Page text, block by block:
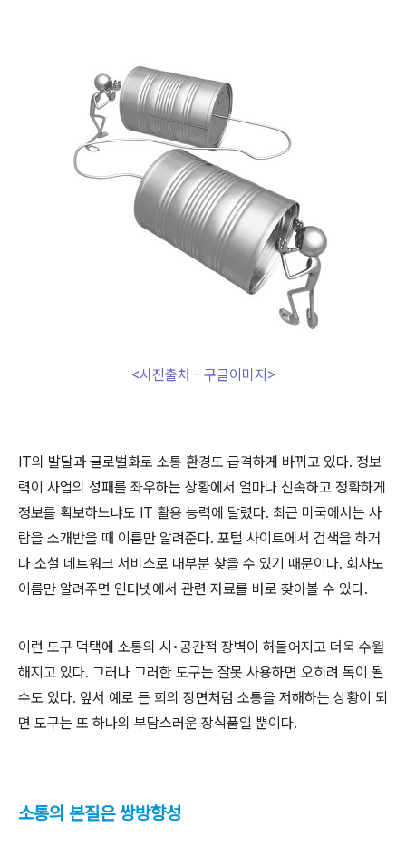
<사진출처 - 구글이미지>
IT의 발달과 글로벌화로 소통 환경도 급격하게 바뀌고 있다. 정보
력이 사업의 성패를 좌우하는 상황에서 얼마나 신속하고 정확하게
정보를 확보하느냐도 IT 활용 능력에 달렸다. 최근 미국에서는 사
람을 소개받을 때 이름만 알려준다. 포털 사이트에서 검색을 하거
나 소셜 네트워크 서비스로 대부분 찾을 수 있기 때문이다. 회사도
이름만 알려주면 인터넷에서 관련 자료를 바로 찾아볼 수 있다.
이런 도구 덕택에 소통의 시•공간적 장벽이 허물어지고 더욱 수월
해지고 있다. 그러나 그러한 도구는 잘못 사용하면 오히려 독이 될
수도 있다. 앞서 예로 든 회의 장면처럼 소통을 저해하는 상황이 되
면 도구는 또 하나의 부담스러운 장식품일 뿐이다.
소통의 본질은 쌍방향성